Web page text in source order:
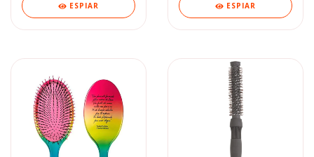
ESPIAR ESPIAR